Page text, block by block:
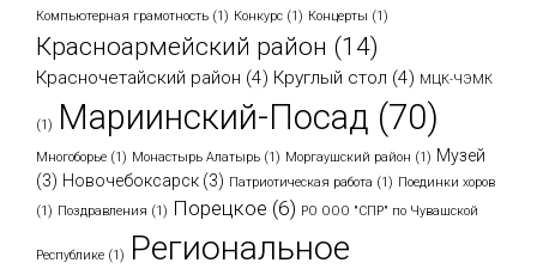
Компьютерная грамотность (1) Конкурс (1) Концерты (1)
Красноармейский район (14)
Красночетайский район (4) Круглый стол (4) МЦК-ЧЭМК
(1) Мариинский-Посад (70)
Многоборье (1) Монастырь Алатырь (1) Моргаушский район (1) Музей
(3) Новочебоксарск (3) Патриотическая работа (1) Поединки хоров
(1) Поздравления (1) Порецкое (6) РО ООО "СПР" по Чувашской
Республике (1)
Региональное